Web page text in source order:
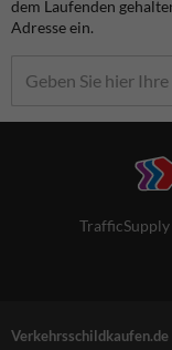
dem Laufenden
Adresse ein.